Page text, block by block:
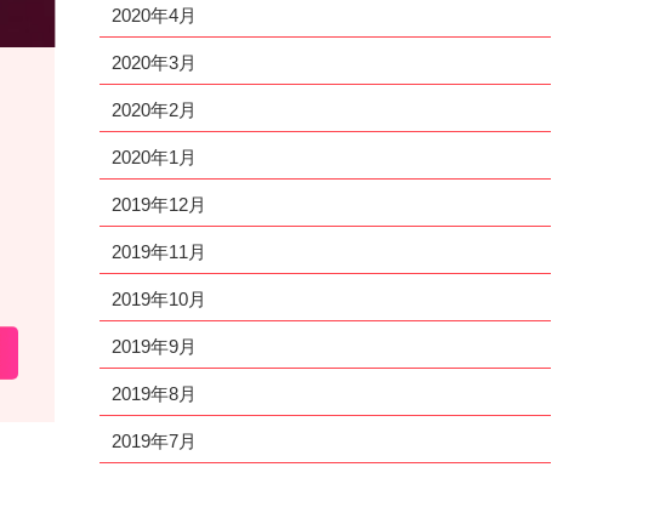
2020年4月
2020年3月
2020年2月
2020年1月
2019年12月
2019年11月
2019年10月
2019年9月
2019年8月
2019年7月